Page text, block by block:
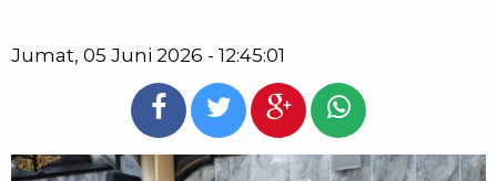
Jumat, 05 Juni 2026 - 12:45:01